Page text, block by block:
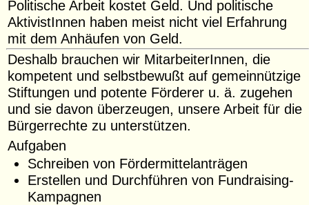
Politische Arbeit kostet Geld. Und politische
AktivistInnen haben meist nicht viel Erfahrung
mit dem Anhäufen von Geld.
Deshalb brauchen wir MitarbeiterInnen, die
kompetent und selbstbewußt auf gemeinnützige
Stiftungen und potente Förderer u. ä. zugehen
und sie davon überzeugen, unsere Arbeit für die
Bürgerrechte zu unterstützen.
Aufgaben
Schreiben von Fördermittelanträgen
Erstellen und Durchführen von Fundraising-
Kampagnen